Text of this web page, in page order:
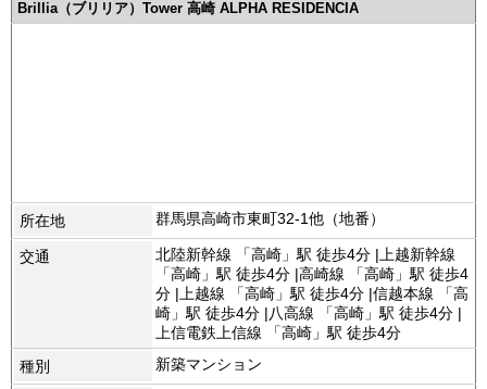
https://e-ma.co/q2FKk
Brillia（ブリリア）Tower 高崎 ALPHA RESIDENCIA
所在地 群馬県高崎市東町32-1他（地番）
交通
北陸新幹線 「高崎」駅 徒歩4分 |上越新幹線
「高崎」駅 徒歩4分 |高崎線 「高崎」駅 徒歩4
分 |上越線 「高崎」駅 徒歩4分 |信越本線 「高
崎」駅 徒歩4分 |八高線 「高崎」駅 徒歩4分 |
上信電鉄上信線 「高崎」駅 徒歩4分
種別
新築マンション